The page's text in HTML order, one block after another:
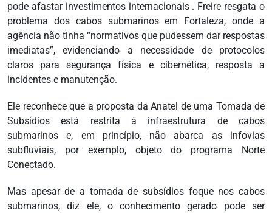
pode afastar investimentos internacionais . Freire resgata o
problema dos cabos submarinos em Fortaleza, onde a
agência não tinha “normativos que pudessem dar respostas
imediatas”, evidenciando a necessidade de protocolos
claros para segurança física e cibernética, resposta a
incidentes e manutenção.
Ele reconhece que a proposta da Anatel de uma Tomada de
Subsídios está restrita à infraestrutura de cabos
submarinos e, em princípio, não abarca as infovias
subfluviais, por exemplo, objeto do programa Norte
Conectado.
Mas apesar de a tomada de subsídios foque nos cabos
submarinos, diz ele, o conhecimento gerado pode ser